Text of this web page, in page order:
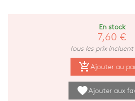
En stock
7,60 €
Tous les prix incluent
add_shopping_cart Ajouter au
favorite Ajouter aux